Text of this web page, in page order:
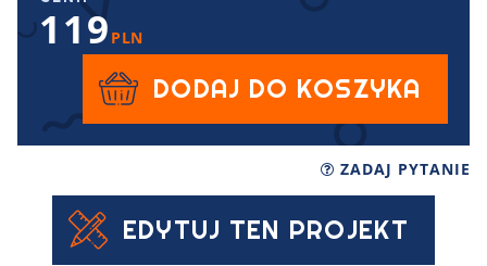
119 PLN
DODAJ DO KOSZYKA
ZADAJ PYTANIE
EDYTUJ TEN PROJEKT